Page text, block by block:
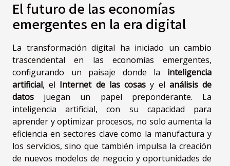
El futuro de las economías
emergentes en la era digital
La transformación digital ha iniciado un cambio
trascendental en las economías emergentes,
configurando un paisaje donde la inteligencia
artificial, el Internet de las cosas y el análisis de
datos juegan un papel preponderante. La
inteligencia artificial, con su capacidad para
aprender y optimizar procesos, no solo aumenta la
eficiencia en sectores clave como la manufactura y
los servicios, sino que también impulsa la creación
de nuevos modelos de negocio y oportunidades de